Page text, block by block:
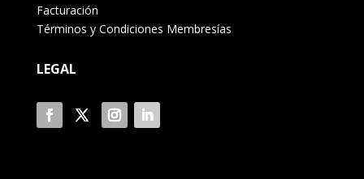
Facturación
Términos y Condiciones Membresías
LEGAL